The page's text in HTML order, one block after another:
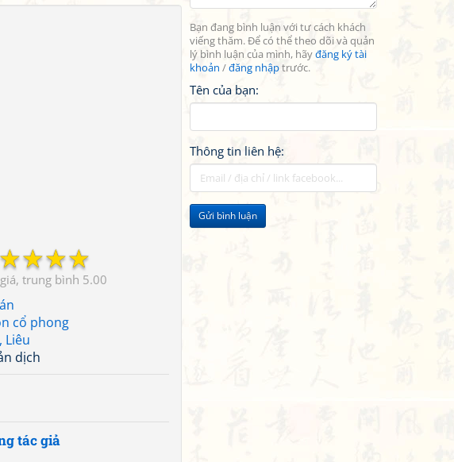
Bạn đang bình luận với tư cách khách
viếng thăm. Để có thể theo dõi và quản
lý bình luận của mình, hãyđăng ký tài
khoản /đăng nhậptrước.
Tên của bạn:
Thông tin liên hệ:
Gửi bình luận
☆
☆
☆
☆
5.00
cổ phong
Liêu
dịch
tác giả